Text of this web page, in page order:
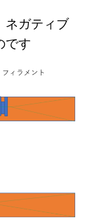
ネガティブ
です